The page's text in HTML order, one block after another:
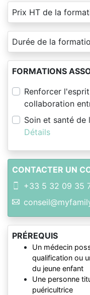
Prix HT de la
Durée de la
FORMATIONS
Renforcer
collaboration
Soin et santé
Détails
CONTACTER UN
+33 5 32 09 35
PRÉREQUIS
Un médecin
qualification ou
du jeune enfant
Une personne
puéricultrice